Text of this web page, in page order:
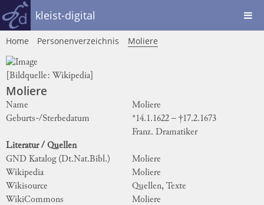
kleist-digital
Home Personenverzeichnis Moliere
[Bildquelle: Wikipedia
Moliere
Name
Moliere
Geburts-/Sterbedatum
*14.1.1622 – †17.2.1673
Franz. Dramatiker
Literatur / Quellen
GND Katalog (Dt.Nat.Bibl.)
Moliere
Wikipedia
Moliere
Wikisource
Quellen, Texte
WikiCommons
Moliere